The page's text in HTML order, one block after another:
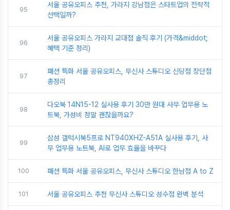
95
서울 공유오피스 추천, 가라지 강남점은 스타트업의 전략적
선택일까?
96
서울 공유오피스 가라지 교대점 솔직 후기 (가격&middot;
혜택 기준 정리)
97
패션 특화 서울 공유오피스, 무신사 스튜디오 신당점 장단점
총정리
98
다오북 14N15-12 실사용 후기 30만 원대 사무 업무용 노
트북, 가성비 정말 괜찮을까요?
99
삼성 갤럭시북5프로 NT940XHZ-A51A 실사용 후기, 사
무 업무용 노트북, AI로 업무 효율을 바꾸다
100 패션 특화 서울 공유오피스, 무신사 스튜디오 한남점 A to Z
101 서울 공유오피스 추천 무신사 스튜디오 성수점 완벽 분석